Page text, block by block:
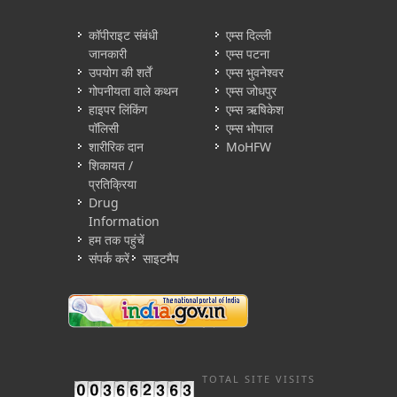
कॉपीराइट संबंधी
जानकारी
उपयोग की शर्तें
गोपनीयता वाले कथन
हाइपर लिंकिंग
पॉलिसी
शारीरिक दान
शिकायत /
प्रतिक्रिया
Drug
Information
हम तक पहुंचें
संपर्क करें
साइटमैप
एम्स दिल्ली
एम्स पटना
एम्स भुवनेश्वर
एम्स जोधपुर
एम्स ऋषिकेश
एम्स भोपाल
MoHFW
TOTAL SITE VISITS